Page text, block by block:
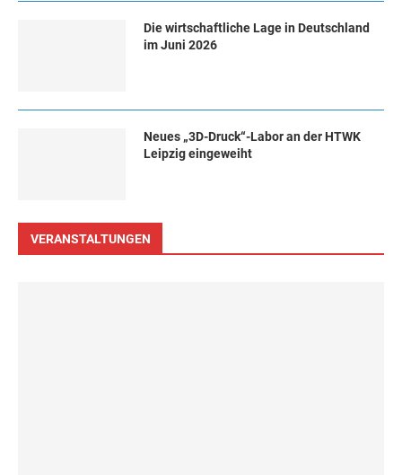
Die wirtschaftliche Lage in Deutschland
im Juni 2026
Neues „3D-Druck“-Labor an der HTWK
Leipzig eingeweiht
VERANSTALTUNGEN